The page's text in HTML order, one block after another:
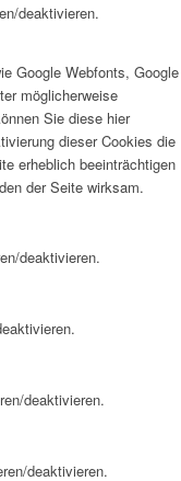
deaktivieren.
Google Webfonts, Google
möglicherweise
Sie diese hier
dieser Cookies die
erheblich beeinträchtigen
der Seite wirksam.
deaktivieren.
deaktivieren.
deaktivieren.